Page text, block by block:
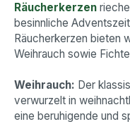
Räucherkerzen
besinnliche
Räucherkerzen bieten
Weihrauch sowie
Weihrauch: Der
verwurzelt in
eine beruhigende und